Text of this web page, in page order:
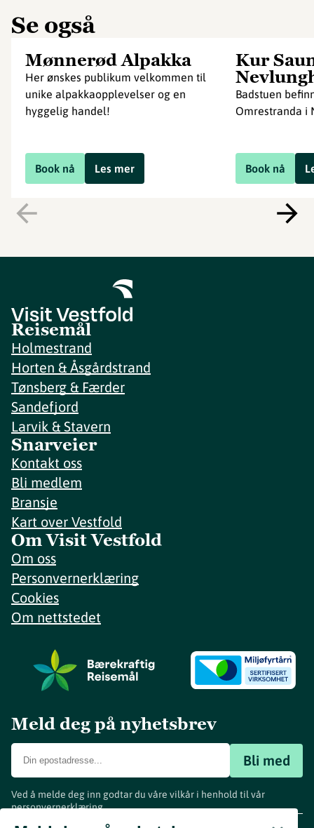
Se også
Mønnerød Alpakka
Her ønskes publikum velkommen til
unike alpakkaopplevelser og en
hyggelig handel!
Book nå Les mer
Kur
Badstuen
Omrestranda i
Book nå
Reisemål
Holmestrand
Horten & Åsgårdstrand
Tønsberg & Færder
Sandefjord
Larvik & Stavern
Snarveier
Kontakt oss
Bli medlem
Bransje
Kart over Vestfold
Om Visit Vestfold
Om oss
Personvernerklæring
Cookies
Om nettstedet
Meld deg på nyhetsbrev
Bli med
Ved å melde deg inn godtar du våre vilkår i henhold til vår
personvernerklæring.
www.visitvestfold.com